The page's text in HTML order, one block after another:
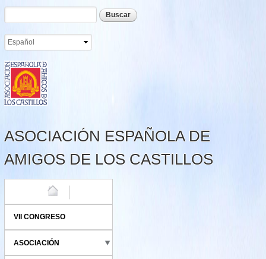
Pasar al
contenido
Formulario de búsqueda
Buscar
ASOCIACIÓN ESPAÑOLA DE
AMIGOS DE LOS CASTILLOS
VII CONGRESO
ASOCIACIÓN